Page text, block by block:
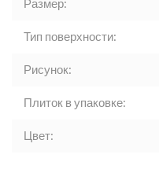
Размер:
Тип поверхности:
Рисунок:
Плиток в упаковке:
Цвет: